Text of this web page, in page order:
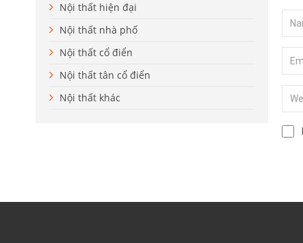
Nội thất hiện đại
Nội thất nhà phố
Nội thất cổ điển
Nội thất tân cổ điển
Nội thất khác